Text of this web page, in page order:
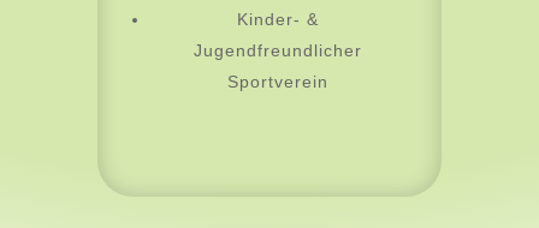
Kinder- &
Jugendfreundlicher
Sportverein